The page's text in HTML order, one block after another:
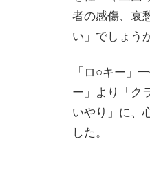
者の感傷、哀
い」でしょう
「ロ○キー」
ー」より「ク
いやり」に、
した。